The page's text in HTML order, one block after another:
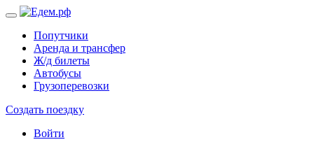
Попутчики
Аренда и трансфер
Ж/д билеты
Автобусы
Грузоперевозки
Создать поездку
Войти